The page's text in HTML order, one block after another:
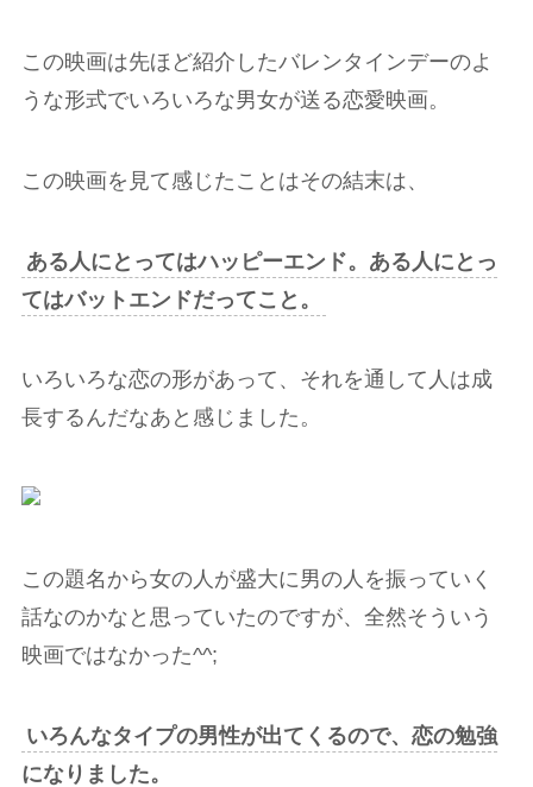
この映画は先ほど紹介したバレンタインデーのよ
うな形式でいろいろな男女が送る恋愛映画。
この映画を見て感じたことはその結末は、
ある人にとってはハッピーエンド。ある人にとっ
てはバットエンドだってこと。
いろいろな恋の形があって、それを通して人は成
長するんだなあと感じました。
この題名から女の人が盛大に男の人を振っていく
話なのかなと思っていたのですが、全然そういう
映画ではなかった^^;
いろんなタイプの男性が出てくるので、恋の勉強
になりました。